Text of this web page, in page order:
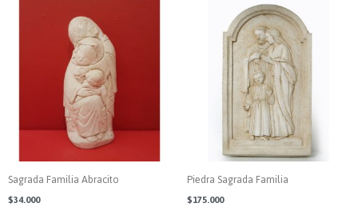
Sagrada Familia Abracito
$34.000
Piedra Sagrada Familia
$175.000